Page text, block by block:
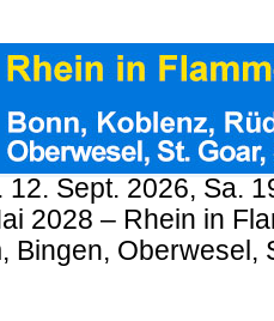
12. Sept. 2026, Sa.
2028 – Rhein in
Bingen, Oberwesel,